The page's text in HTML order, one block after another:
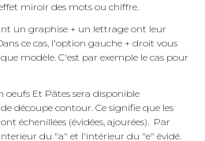
miroir des mots ou chiffre.
un graphise + un lettrage ont leur
ce cas, l'option gauche + droit vous
modèle. C'est par exemple le cas pour
Et Pâtes sera disponible
découpe contour. Ce signifie que les
échenillées (évidées, ajourées). Par
du "a" et l'intérieur du "e" évidé.